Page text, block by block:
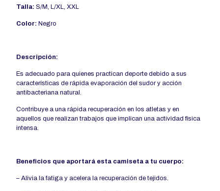
Talla: S/M, L/XL, XXL
Color: Negro
Descripción:
Es adecuado para quienes practican deporte debido a sus
características de rápida evaporación del sudor y acción
antibacteriana natural.
Contribuye a una rápida recuperación en los atletas y en
aquellos que realizan trabajos que implican una actividad física
intensa.
Beneficios que aportará esta camiseta a tu cuerpo:
– Alivia la fatiga y acelera la recuperación de tejidos.